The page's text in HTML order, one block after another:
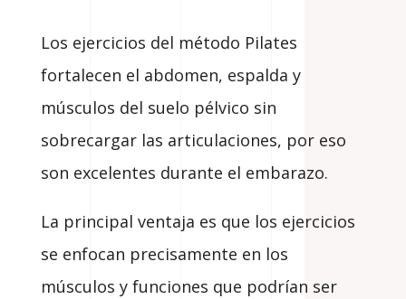
Los ejercicios del método Pilates
fortalecen el abdomen, espalda y
músculos del suelo pélvico sin
sobrecargar las articulaciones, por eso
son excelentes durante el embarazo.
La principal ventaja es que los ejercicios
se enfocan precisamente en los
músculos y funciones que podrían ser